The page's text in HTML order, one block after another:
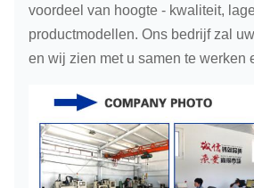
voordeel van hoogte - kwaliteit,
productmodellen. Ons bedrijf zal
en wij zien met u samen te werken